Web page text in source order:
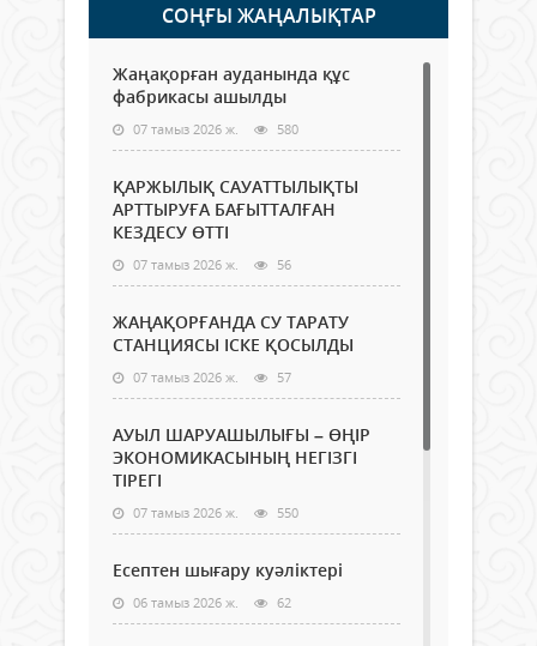
СОҢҒЫ ЖАҢАЛЫҚТАР
Жаңақорған ауданында құс
фабрикасы ашылды
07 тамыз 2026 ж. 580
ҚАРЖЫЛЫҚ САУАТТЫЛЫҚТЫ
АРТТЫРУҒА БАҒЫТТАЛҒАН
КЕЗДЕСУ ӨТТІ
07 тамыз 2026 ж. 56
ЖАҢАҚОРҒАНДА СУ ТАРАТУ
СТАНЦИЯСЫ ІСКЕ ҚОСЫЛДЫ
07 тамыз 2026 ж. 57
АУЫЛ ШАРУАШЫЛЫҒЫ – ӨҢІР
ЭКОНОМИКАСЫНЫҢ НЕГІЗГІ
ТІРЕГІ
07 тамыз 2026 ж. 550
Есептен шығару куәліктері
06 тамыз 2026 ж. 62